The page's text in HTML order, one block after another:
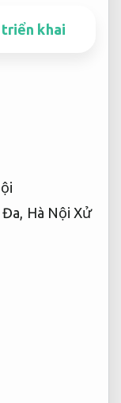
khai
Đa, Hà NộiXử